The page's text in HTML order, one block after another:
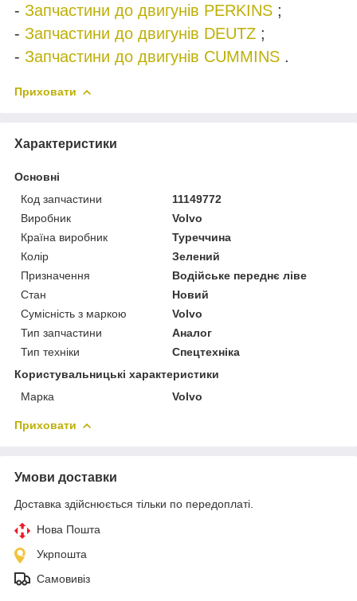
- Запчастини до двигунів PERKINS ;
- Запчастини до двигунів DEUTZ ;
- Запчастини до двигунів CUMMINS .
Приховати
Характеристики
Основні
Код запчастини
11149772
Виробник
Volvo
Країна виробник
Туреччина
Колір
Зелений
Призначення
Водійське переднє ліве
Стан
Новий
Сумісність з маркою
Volvo
Тип запчастини
Аналог
Тип техніки
Спецтехніка
Користувальницькі характеристики
Марка
Volvo
Приховати
Умови доставки
Доставка здійснюється тільки по передоплаті.
Нова Пошта
Укрпошта
Самовивіз